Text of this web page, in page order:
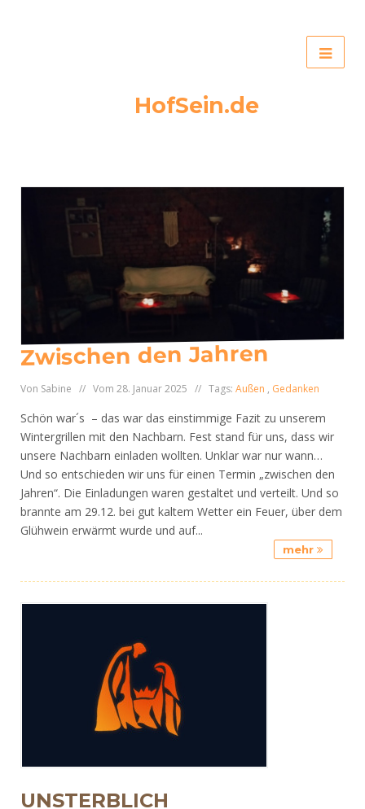
HofSein.de
Zwischen den Jahren
Von Sabine // Vom 28. Januar 2025 // Tags: Außen , Gedanken
Schön war´s – das war das einstimmige Fazit zu unserem
Wintergrillen mit den Nachbarn. Fest stand für uns, dass wir
unsere Nachbarn einladen wollten. Unklar war nur wann…
Und so entschieden wir uns für einen Termin „zwischen den
Jahren“. Die Einladungen waren gestaltet und verteilt. Und so
brannte am 29.12. bei gut kaltem Wetter ein Feuer, über dem
Glühwein erwärmt wurde und auf...
mehr
UNSTERBLICH